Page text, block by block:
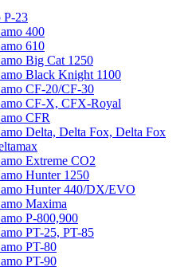
23
400
610
Big Cat 1250
Black Knight 1100
CF-20/CF-30
CF-X, CFX-Royal
CFR
Delta, Delta Fox, Delta Fox
Extreme CO2
Hunter 1250
Hunter 440/DX/EVO
Maxima
P-800,900
PT-25, PT-85
PT-80
PT-90